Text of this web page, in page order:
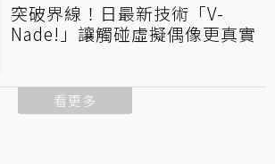
突破界線！日最新技術「V-
Nade!」讓觸碰虛擬偶像更真實
看更多